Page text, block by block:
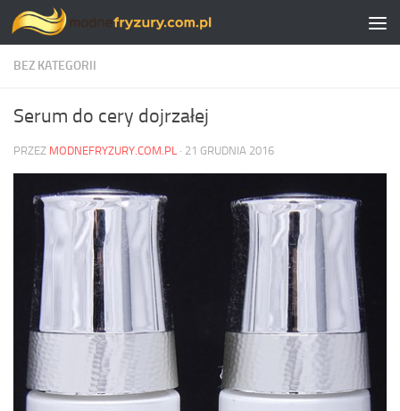
Skip to content
BEZ KATEGORII
Serum do cery dojrzałej
PRZEZ MODNEFRYZURY.COM.PL · 21 GRUDNIA 2016